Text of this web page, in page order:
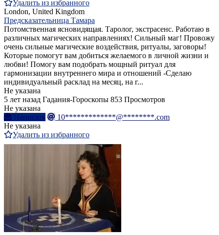
Удалить из избранного
London, United Kingdom
Предсказательница Тамара
Потомственная ясновидящая. Таролог, экстрасенс. Работаю в
различных магических направлениях! Сильный маг! Провожу
очень сильные магические воздействия, ритуалы, заговоры!
Которые помогут вам добиться желаемого в личной жизни и
любви! Помогу вам подобрать мощный ритуал для
гармонизации внутреннего мира и отношений -Сделаю
индивидуальный расклад на месяц, на г...
Не указана
5 лет назад Гадания-Гороскопы 853 Просмотров
Не указана
Написать
10*************@********.com
Не указана
Удалить из избранного